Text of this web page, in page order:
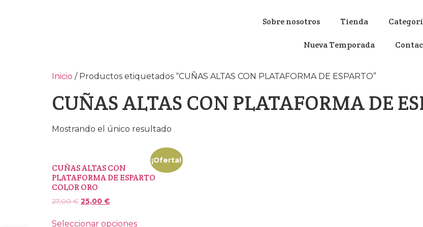
Sobre nosotros Tienda
Nueva Temporada
Inicio / Productos etiquetados “CUÑAS ALTAS CON PLATAFORMA DE ESPARTO”
CUÑAS ALTAS CON PLATAFORMA DE
Mostrando el único resultado
¡Oferta!
CUÑAS ALTAS CON
PLATAFORMA DE ESPARTO
COLOR ORO
27,00€ 25,00 €
Seleccionar opciones